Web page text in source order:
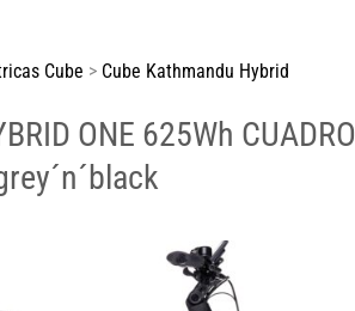
Cube > Cube Kathmandu Hybrid
ONE 625Wh CUADRO